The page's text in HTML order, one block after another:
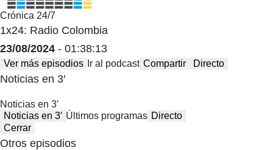
Crónica 24/7
1x24: Radio Colombia
23/08/2024 - 01:38:13
Ver más episodios Ir al podcast Compartir Directo
Noticias en 3′
Noticias en 3′
Noticias en 3′ Últimos programas Directo
Cerrar
Otros episodios